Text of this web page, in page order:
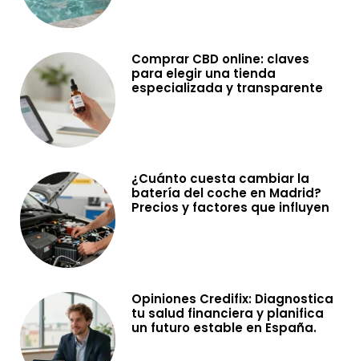
Comprar CBD online: claves
para elegir una tienda
especializada y transparente
¿Cuánto cuesta cambiar la
batería del coche en Madrid?
Precios y factores que influyen
Opiniones Credifix: Diagnostica
tu salud financiera y planifica
un futuro estable en España.